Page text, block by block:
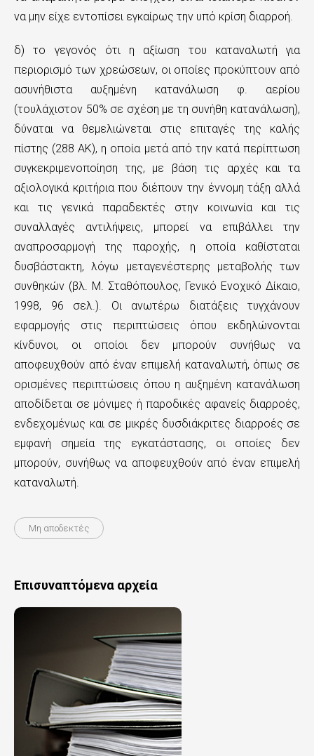
να μην είχε εντοπίσει εγκαίρως την υπό κρίση διαρροή.
δ) το γεγονός ότι η αξίωση του καταναλωτή για
περιορισμό των χρεώσεων, οι οποίες προκύπτουν από
ασυνήθιστα αυξημένη κατανάλωση φ. αερίου
(τουλάχιστον 50% σε σχέση με τη συνήθη κατανάλωση),
δύναται να θεμελιώνεται στις επιταγές της καλής
πίστης (288 ΑΚ), η οποία μετά από την κατά περίπτωση
συγκεκριμενοποίηση της, με βάση τις αρχές και τα
αξιολογικά κριτήρια που διέπουν την έννομη τάξη αλλά
και τις γενικά παραδεκτές στην κοινωνία και τις
συναλλαγές αντιλήψεις, μπορεί να επιβάλλει την
αναπροσαρμογή της παροχής, η οποία καθίσταται
δυσβάστακτη, λόγω μεταγενέστερης μεταβολής των
συνθηκών (βλ. Μ. Σταθόπουλος, Γενικό Ενοχικό Δίκαιο,
1998, 96 σελ.). Οι ανωτέρω διατάξεις τυγχάνουν
εφαρμογής στις περιπτώσεις όπου εκδηλώνονται
κίνδυνοι, οι οποίοι δεν μπορούν συνήθως να
αποφευχθούν από έναν επιμελή καταναλωτή, όπως σε
ορισμένες περιπτώσεις όπου η αυξημένη κατανάλωση
αποδίδεται σε μόνιμες ή παροδικές αφανείς διαρροές,
ενδεχομένως και σε μικρές δυσδιάκριτες διαρροές σε
εμφανή σημεία της εγκατάστασης, οι οποίες δεν
μπορούν, συνήθως να αποφευχθούν από έναν επιμελή
καταναλωτή.
Μη αποδεκτές
Επισυναπτόμενα αρχεία